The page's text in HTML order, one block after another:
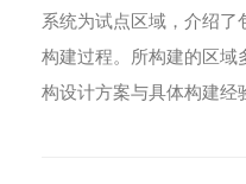
系统为试点区域，介绍
构建过程。所构建的区
构设计方案与具体构建